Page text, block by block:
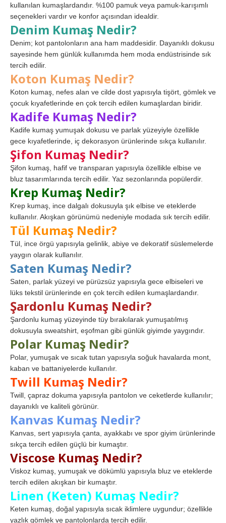
kullanılan kumaşlardandır. %100 pamuk veya pamuk-karışımlı
seçenekleri vardır ve konfor açısından idealdir.
Denim Kumaş Nedir?
Denim; kot pantolonların ana ham maddesidir. Dayanıklı dokusu
sayesinde hem günlük kullanımda hem moda endüstrisinde sık
tercih edilir.
Koton Kumaş Nedir?
Koton kumaş, nefes alan ve cilde dost yapısıyla tişört, gömlek ve
çocuk kıyafetlerinde en çok tercih edilen kumaşlardan biridir.
Kadife Kumaş Nedir?
Kadife kumaş yumuşak dokusu ve parlak yüzeyiyle özellikle
gece kıyafetlerinde, iç dekorasyon ürünlerinde sıkça kullanılır.
Şifon Kumaş Nedir?
Şifon kumaş, hafif ve transparan yapısıyla özellikle elbise ve
bluz tasarımlarında tercih edilir. Yaz sezonlarında popülerdir.
Krep Kumaş Nedir?
Krep kumaş, ince dalgalı dokusuyla şık elbise ve eteklerde
kullanılır. Akışkan görünümü nedeniyle modada sık tercih edilir.
Tül Kumaş Nedir?
Tül, ince örgü yapısıyla gelinlik, abiye ve dekoratif süslemelerde
yaygın olarak kullanılır.
Saten Kumaş Nedir?
Saten, parlak yüzeyi ve pürüzsüz yapısıyla gece elbiseleri ve
lüks tekstil ürünlerinde en çok tercih edilen kumaşlardandır.
Şardonlu Kumaş Nedir?
Şardonlu kumaş yüzeyinde tüy bırakılarak yumuşatılmış
dokusuyla sweatshirt, eşofman gibi günlük giyimde yaygındır.
Polar Kumaş Nedir?
Polar, yumuşak ve sıcak tutan yapısıyla soğuk havalarda mont,
kaban ve battaniyelerde kullanılır.
Twill Kumaş Nedir?
Twill, çapraz dokuma yapısıyla pantolon ve ceketlerde kullanılır;
dayanıklı ve kaliteli görünür.
Kanvas Kumaş Nedir?
Kanvas, sert yapısıyla çanta, ayakkabı ve spor giyim ürünlerinde
sıkça tercih edilen güçlü bir kumaştır.
Viscose Kumaş Nedir?
Viskoz kumaş, yumuşak ve dökümlü yapısıyla bluz ve eteklerde
tercih edilen akışkan bir kumaştır.
Linen (Keten) Kumaş Nedir?
Keten kumaş, doğal yapısıyla sıcak iklimlere uygundur; özellikle
yazlık gömlek ve pantolonlarda tercih edilir.